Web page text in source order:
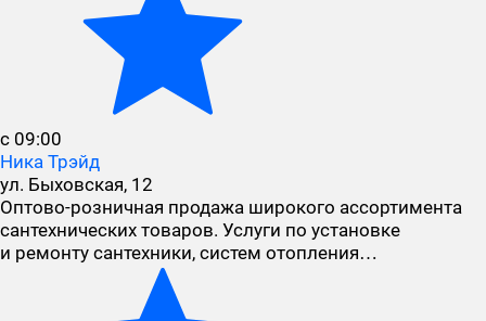
с 09:00
Ника Трэйд
ул. Быховская, 12
Оптово-розничная продажа широкого ассортимента
сантехнических товаров. Услуги по установке
и ремонту сантехники, систем отопления…